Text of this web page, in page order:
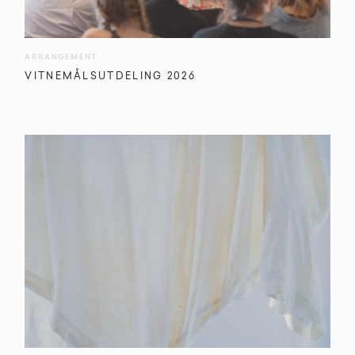
ARRANGEMENT
VITNEMÅLSUTDELING 2026